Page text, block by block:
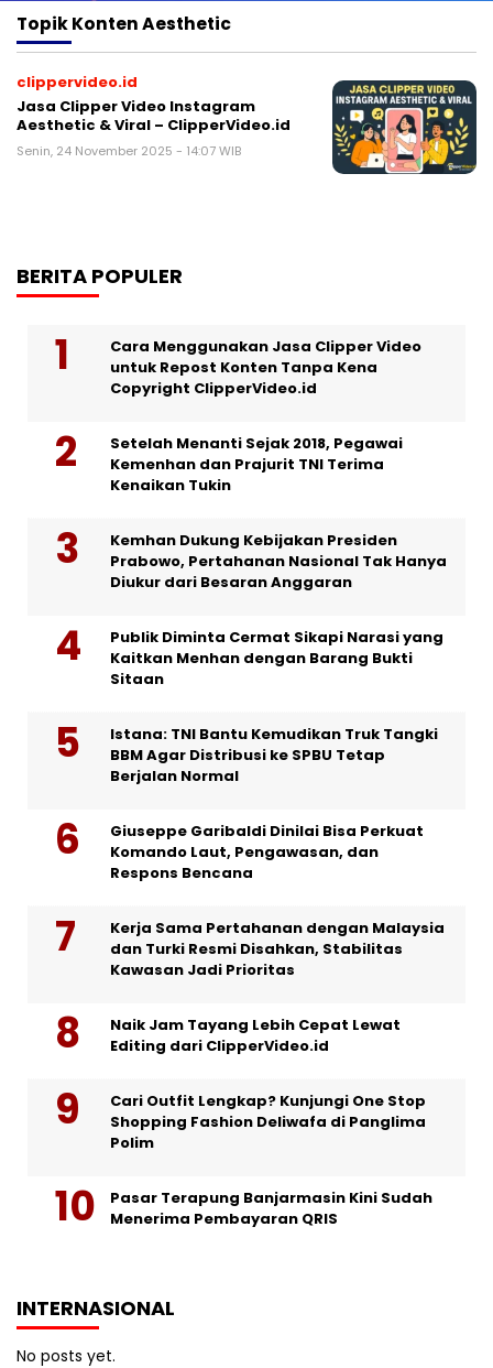
TopikKonten Aesthetic
clippervideo.id
Jasa Clipper Video Instagram
Aesthetic & Viral – ClipperVideo.id
Senin, 24 November 2025 - 14:07 WIB
BERITA POPULER
Cara Menggunakan Jasa Clipper Video
untuk Repost Konten Tanpa Kena
Copyright ClipperVideo.id
Setelah Menanti Sejak 2018, Pegawai
Kemenhan dan Prajurit TNI Terima
Kenaikan Tukin
Kemhan Dukung Kebijakan Presiden
Prabowo, Pertahanan Nasional Tak Hanya
Diukur dari Besaran Anggaran
Publik Diminta Cermat Sikapi Narasi yang
Kaitkan Menhan dengan Barang Bukti
Sitaan
Istana: TNI Bantu Kemudikan Truk Tangki
BBM Agar Distribusi ke SPBU Tetap
Berjalan Normal
Giuseppe Garibaldi Dinilai Bisa Perkuat
Komando Laut, Pengawasan, dan
Respons Bencana
Kerja Sama Pertahanan dengan Malaysia
dan Turki Resmi Disahkan, Stabilitas
Kawasan Jadi Prioritas
Naik Jam Tayang Lebih Cepat Lewat
Editing dari ClipperVideo.id
Cari Outfit Lengkap? Kunjungi One Stop
Shopping Fashion Deliwafa di Panglima
Polim
Pasar Terapung Banjarmasin Kini Sudah
Menerima Pembayaran QRIS
INTERNASIONAL
No posts yet.